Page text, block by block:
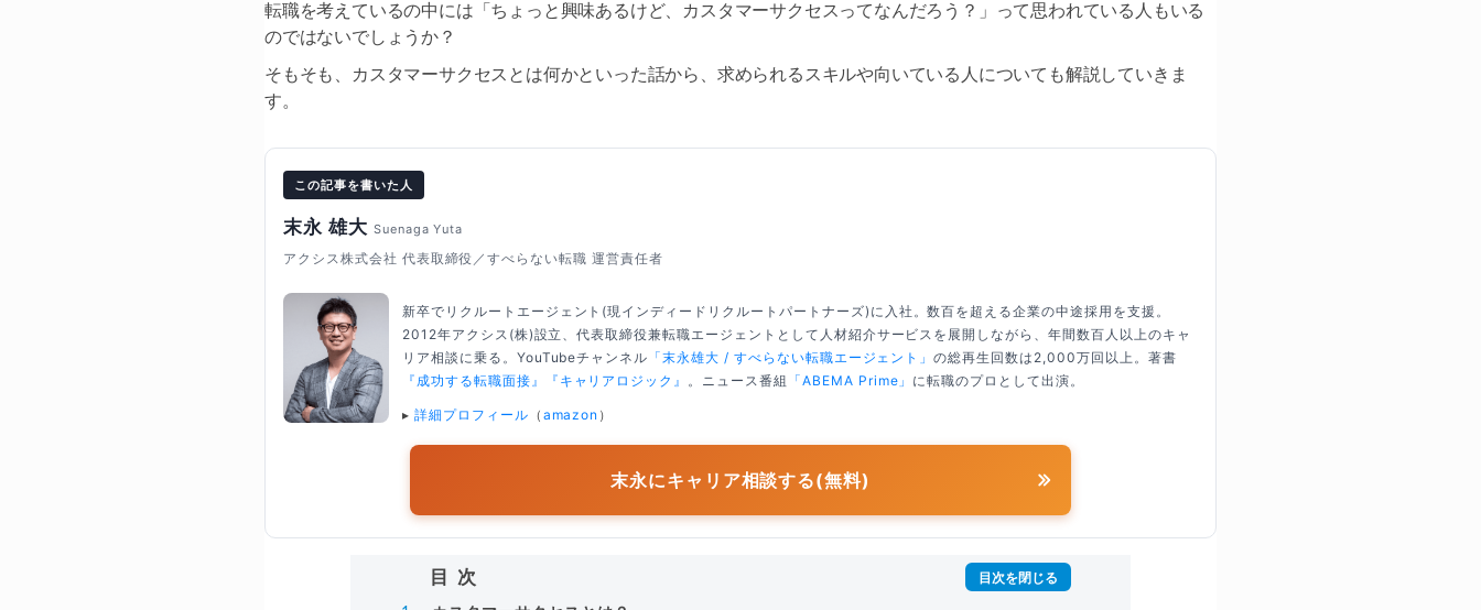
転職を考えているの中には「ちょっと興味あるけど、カスタマーサクセスってなんだろう？」って思われている人もいる
のではないでしょうか？
そもそも、カスタマーサクセスとは何かといった話から、求められるスキルや向いている人についても解説していきま
す。
この記事を書いた人
末永 雄大 Suenaga Yuta
アクシス株式会社 代表取締役／すべらない転職 運営責任者
新卒でリクルートエージェント(現インディードリクルートパートナーズ)に入社。数百を超える企業の中途採用を支援。
2012年アクシス(株)設立、代表取締役兼転職エージェントとして人材紹介サービスを展開しながら、年間数百人以上のキャ
リア相談に乗る。YouTubeチャンネル 「末永雄大 / すべらない転職エージェント」の総再生回数は2,000万回以上。著書
『成功する転職面接』
『キャリアロジック』 。ニュース番組 「ABEMA Prime」 に転職のプロとして出演。
▸ 詳細プロフィール （ amazon ）
末永にキャリア相談する(無料)
目次